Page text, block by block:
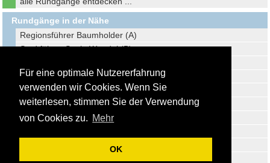
Für eine optimale Nutzererfahrung
verwenden wir Cookies. Wenn Sie
weiterlesen, stimmen Sie der Verwendung
von Cookies zu. Mehr
OK
Rundgänge in der Nähe
Regionsführer Baumholder (A)
Stadtführer Sankt Wendel (B)
Stadtführer Ottweiler (D)
Gemeindeführer Bruchmühlbach-Miesau (E)
Stadtführer Bad Kreuznach (F)
Stadtführer Neunkirchen (G)